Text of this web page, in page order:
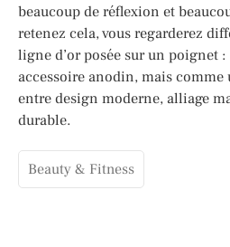
beaucoup de réflexion et
retenez cela, vous regarderez
ligne d’or posée sur un poignet
accessoire anodin, mais
entre design moderne, alliage
durable.
Beauty & Fitness